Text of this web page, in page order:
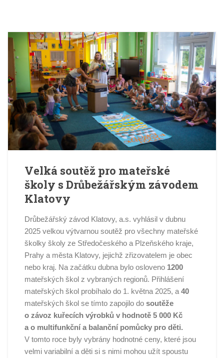
Velká soutěž pro mateřské
školy s Drůbežářským závodem
Klatovy
Drůbežářský závod Klatovy, a.s. vyhlásil v dubnu
2025 velkou výtvarnou soutěž pro všechny mateřské
školky školy ze Středočeského a Plzeňského kraje,
Prahy a města Klatovy, jejichž zřizovatelem je obec
nebo kraj. Na začátku dubna bylo osloveno 1200
mateřských škol z vybraných regionů. Přihlášení
mateřských škol probíhalo do 1. května 2025, a 40
mateřských škol se tímto zapojilo do soutěže
o závoz kuřecích výrobků v hodnotě 5 000 Kč
a o multifunkční a balanční pomůcky pro děti.
V tomto roce byly vybrány hodnotné ceny, které jsou
velmi variabilní a děti si s nimi mohou užít spoustu